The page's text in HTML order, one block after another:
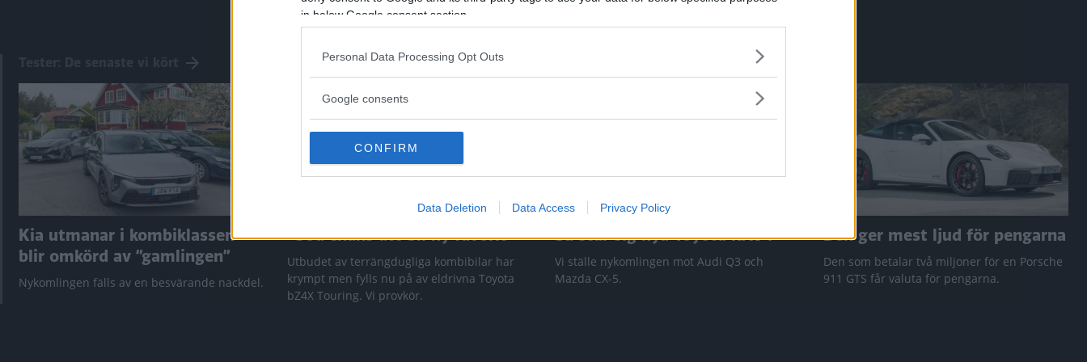
in below Google consent section.
Personal Data Processing Opt Outs
Google consents
CONFIRM
Data Deletion Data Access Privacy Policy
Kia utmanar i kombiklassen –
blir omkörd av ”gamlingen”
Nykomlingen fälls av en besvärande nackdel.
”God chans att bli ny favorit”
Utbudet av terrängdugliga kombibilar har
krympt men fylls nu på av eldrivna Toyota
bZ4X Touring. Vi provkör.
Så står sig nya Toyota RAV4
Vi ställe nykomlingen mot Audi Q3 och
Mazda CX-5.
Den ger mest ljud för pengarna
Den som betalar två miljoner för en Porsche
911 GTS får valuta för pengarna.